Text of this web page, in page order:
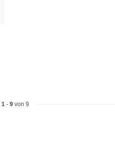
1- 9von 9